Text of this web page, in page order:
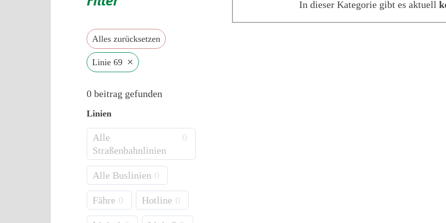
In dieser Kategorie gibt es aktuell
Alles zurücksetzen
Linie 69 ×
0 beitrag gefunden
Linien
Alle
Straßenbahnlinien
0
Alle Buslinien 0
Fähre 0 Hotline 0